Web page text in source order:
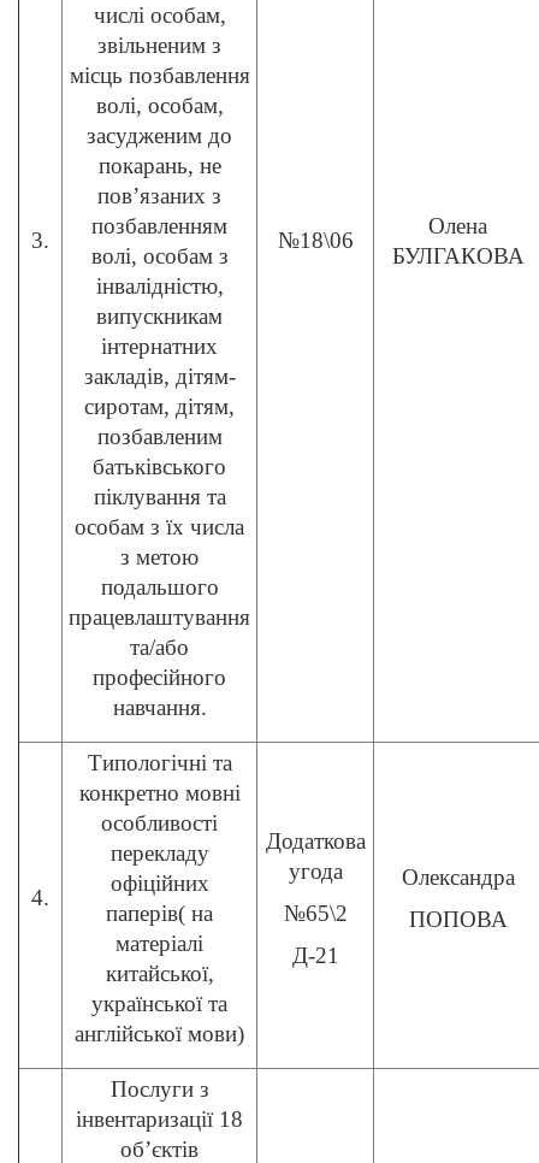
3.
числі особам,
звільненим з
місць позбавлення
волі, особам,
засудженим до
покарань, не
пов’язаних з
позбавленням
волі, особам з
інвалідністю,
випускникам
інтернатних
закладів, дітям-
сиротам, дітям,
позбавленим
батьківського
піклування та
особам з їх числа
з метою
подальшого
працевлаштування
та/або
професійного
навчання.
№18\06
Олена
БУЛГАКОВА
4.
Типологічні та
конкретно мовні
особливості
перекладу
офіційних
паперів( на
матеріалі
китайської,
української та
англійської мови)
Додаткова
угода
№65\2
Д-21
Олександра
ПОПОВА
Послуги з
інвентаризації 18
об’єктів